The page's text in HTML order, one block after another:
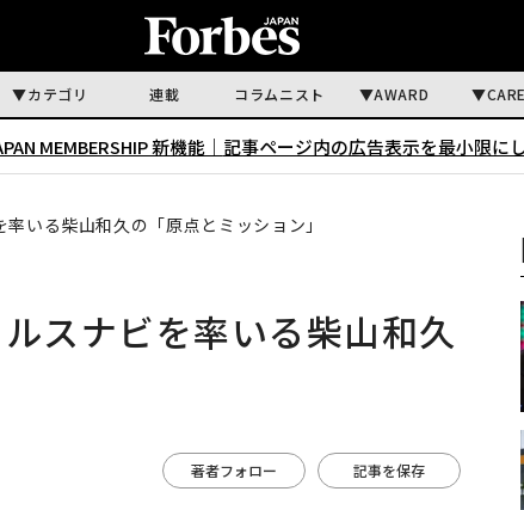
カテゴリ 連載 コラムニスト AWARD
MEMBERSHIP 新機能｜ 記事ページ内の広告表示を最小限に
いる柴山和久の「原点とミッション」
スナビを率いる柴山和久
著者フォロー 記事を保存